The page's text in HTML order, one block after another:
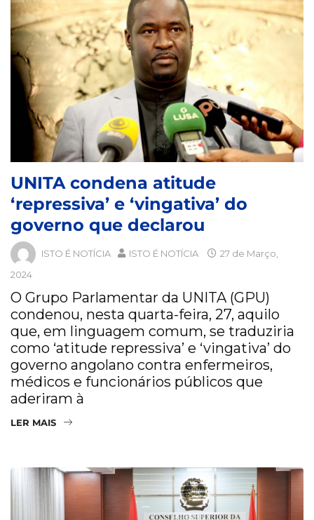
UNITA condena atitude
‘repressiva’ e ‘vingativa’ do
governo que declarou
ISTO É NOTÍCIA ISTO É NOTÍCIA
27 de Março,
2024
O Grupo Parlamentar da UNITA (GPU)
condenou, nesta quarta-feira, 27, aquilo
que, em linguagem comum, se traduziria
como ‘atitude repressiva’ e ‘vingativa’ do
governo angolano contra enfermeiros,
médicos e funcionários públicos que
aderiram à
LER MAIS